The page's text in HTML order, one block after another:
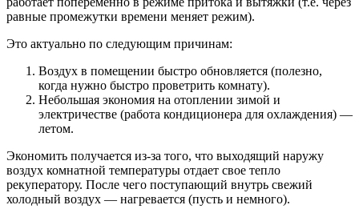
равные промежутки времени меняет режим).
Это актуально по следующим причинам:
Воздух в помещении быстро обновляется (полезно,
когда нужно быстро проветрить комнату).
Небольшая экономия на отоплении зимой и
электричестве (работа кондиционера для охлаждения) —
летом.
Экономить получается из-за того, что выходящий наружу
воздух комнатной температуры отдает свое тепло
рекуператору. После чего поступающий внутрь свежий
холодный воздух — нагревается (пусть и немного).